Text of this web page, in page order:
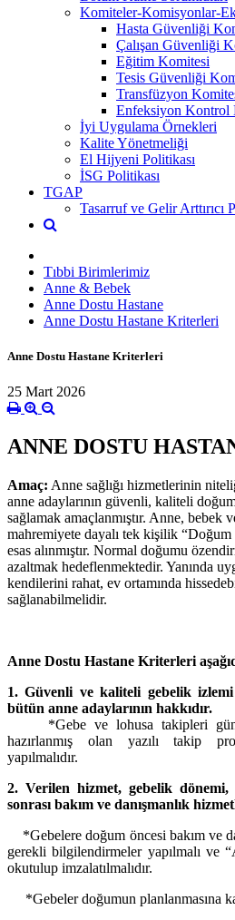
Komiteler-Komisyonlar-
Hasta Güvenliği
Çalışan Güvenliği
Eğitim Komitesi
Tesis Güvenliği
Transfüzyon
Enfeksiyon Kontrol
İyi Uygulama Örnekleri
Kalite Yönetmeliği
El Hijyeni Politikası
İSG Politikası
TGAP
Tasarruf ve Gelir
Tıbbi Birimlerimiz
Anne & Bebek
Anne Dostu Hastane
Anne Dostu Hastane Kriterleri
Anne Dostu Hastane Kriterleri
25 Mart 2026
ANNE DOSTU
Amaç: Anne sağlığı hizmetlerinin
anne adaylarının güvenli, kaliteli
sağlamak amaçlanmıştır. Anne, bebek
mahremiyete dayalı tek kişilik
esas alınmıştır. Normal doğumu
azaltmak hedeflenmektedir. Yanında
kendilerini rahat, ev ortamında
sağlanabilmelidir.
Anne Dostu Hastane Kriterleri
1. Güvenli ve kaliteli gebelik
bütün anne adaylarının hakkıdır.
*Gebe ve lohusa takipleri
hazırlanmış olan yazılı takip
yapılmalıdır.
2. Verilen hizmet, gebelik
sonrası bakım ve danışmanlık
*Gebelere doğum öncesi bakım ve
gerekli bilgilendirmeler yapılmalı ve
okutulup imzalatılmalıdır.
*Gebeler doğumun planlanmasına